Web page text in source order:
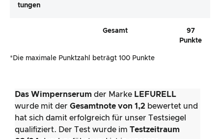
Tungen
Gesamt
97
Punkte
*Die maximale Punktzahl beträgt 100 Punkte
Das Wimpernserum der Marke LEFURELL
wurde mit der Gesamtnote von 1,2 bewertet und
hat sich damit erfolgreich für unser Testsiegel
qualifiziert. Der Test wurde im Testzeitraum